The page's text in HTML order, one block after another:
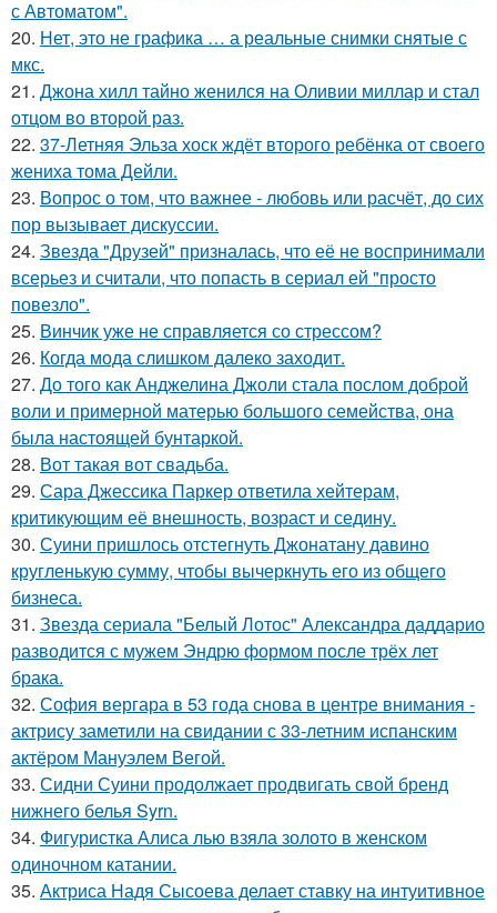
с Автоматом".
20. Нет, это не графика … а реальные снимки снятые с
мкс.
21. Джона хилл тайно женился на Оливии миллар и стал
отцом во второй раз.
22. 37-Летняя Эльза хоск ждёт второго ребёнка от своего
жениха тома Дейли.
23. Вопрос о том, что важнее - любовь или расчёт, до сих
пор вызывает дискуссии.
24. Звезда "Друзей" призналась, что её не воспринимали
всерьез и считали, что попасть в сериал ей "просто
повезло".
25. Винчик уже не справляется со стрессом?
26. Когда мода слишком далеко заходит.
27. До того как Анджелина Джоли стала послом доброй
воли и примерной матерью большого семейства, она
была настоящей бунтаркой.
28. Вот такая вот свадьба.
29. Сара Джессика Паркер ответила хейтерам,
критикующим её внешность, возраст и седину.
30. Суини пришлось отстегнуть Джонатану давино
кругленькую сумму, чтобы вычеркнуть его из общего
бизнеса.
31. Звезда сериала "Белый Лотос" Александра даддарио
разводится с мужем Эндрю формом после трёх лет
брака.
32. София вергара в 53 года снова в центре внимания -
актрису заметили на свидании с 33-летним испанским
актёром Мануэлем Вегой.
33. Сидни Суини продолжает продвигать свой бренд
нижнего белья Syrn.
34. Фигуристка Алиса лью взяла золото в женском
одиночном катании.
35. Актриса Надя Сысоева делает ставку на интуитивное